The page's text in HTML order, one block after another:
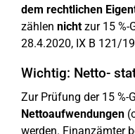
dem rechtlichen
zählen nichtzur 15 %-
28.4.2020, IX B 121/
Wichtig: Netto-
Zur Prüfung der 15 %-
Nettoaufwendungen
werden. Finanzämter